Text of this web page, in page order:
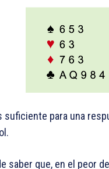
suficiente para una
saber que, en el peor